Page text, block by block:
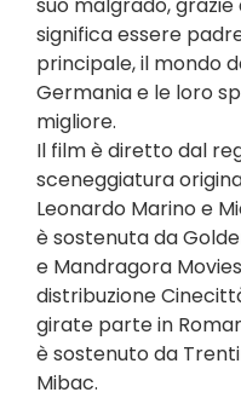
significa essere
principale, il mondo
Germania e le loro
migliore.
Il film è diretto dal
sceneggiatura
Leonardo Marino e
è sostenuta da
e Mandragora
distribuzione
girate parte in
è sostenuto da
Mibac.